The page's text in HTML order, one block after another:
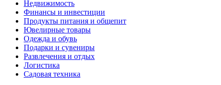
Недвижимость
Финансы и инвестиции
Продукты питания и общепит
Ювелирные товары
Одежда и обувь
Подарки и сувениры
Развлечения и отдых
Логистика
Садовая техника